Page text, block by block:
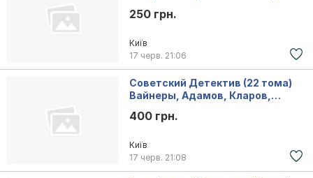
250 грн.
Київ
17 черв. 21:06
Советский Детектив (22 тома)
Вайнеры, Адамов, Кларов,
400 грн.
Київ
17 черв. 21:08